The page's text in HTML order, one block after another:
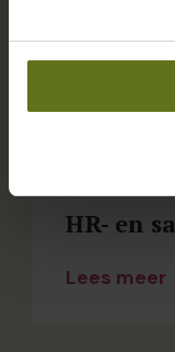
HR- en
Lees meer